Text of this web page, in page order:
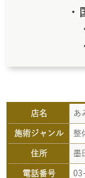
店名 あ
施術ジャンル 整
住所 墨
電話番号